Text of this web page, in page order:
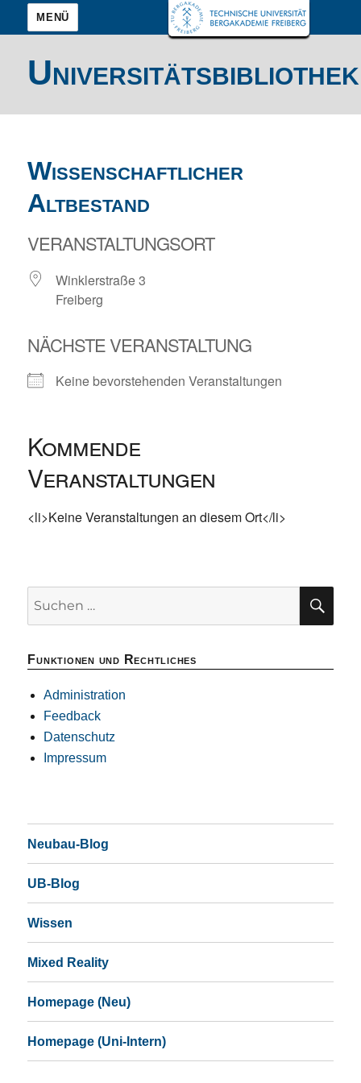
MENÜ
Universitätsbibliothek
Wissenschaftlicher
Altbestand
VERANSTALTUNGSORT
Winklerstraße 3
Freiberg
NÄCHSTE VERANSTALTUNG
Keine bevorstehenden Veranstaltungen
Kommende
Veranstaltungen
<li>Keine Veranstaltungen an diesem Ort</li>
Funktionen und Rechtliches
Administration
Feedback
Datenschutz
Impressum
Neubau-Blog
UB-Blog
Wissen
Mixed Reality
Homepage (Neu)
Homepage (Uni-Intern)